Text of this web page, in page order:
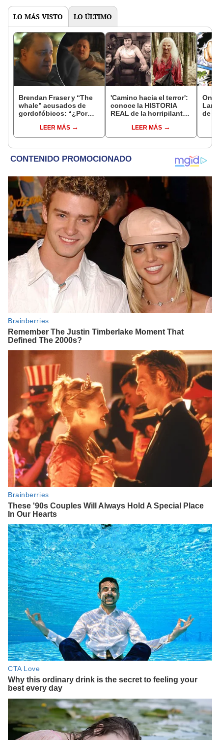
LO MÁS VISTO LO ÚLTIMO
Brendan Fraser y “The
whale” acusados de
gordofóbicos: “¿Por
gordo?”LEER MÁS
'Camino hacia el terror':
conoce la HISTORIA
REAL de la horripilante
deformesLEER MÁS
One
de